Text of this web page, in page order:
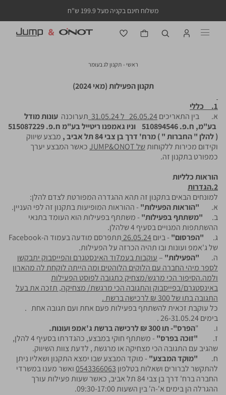
משלוח חינם בקניה מעל 199.9 ש"ח
ראשי ראשי
תקנון לג בעומרתקנון
תקנון הפעילות (מאי 2024)
1. כללי
א. בין התאריכים26.05.24 ל 31.05.24 תערוכנה עונות מודל
בע"מ, ח.פ. 510894546 וניו גאמפנו ריטייל בע"מ ח.פ. 515087229
( להלן " החברות " )מרח' דרך בן צבי 84 תל אביב ,
מבצע שיווק
וקידום מכירות ללקוחותשלJUMP&ONOT כאשר המבצע יערך
כמפורט בתקנון זה.
הוראות כלליות
2.הגדרות
למונחים הבאים בתקנון זה תהא ההגדרה המפורטת לצדם להלן:
א. "הוראות הפעילות" - ההוראות המופיעות בתקנון זה לפי העניין.
ב. "משתתף בפעילות" - משתתף בפעילות הוא העומד בתנאי
ההשתתפות המנויים בסעיף 4 שלהלן.
ג. "הפרסום" - ביום26.05.24
תתפרסם מודעה בעמוד ה-Facebook
של ג'אמפ ועונות ובו תהיה הכרזה על הפעילות.
ה. "הפעילות" –
עוקבות בעמ7וד האינסטגרם והפייסבוק יתבקשו
לספר מיהי החברה עם הלוקים הלוהטים ומה הייתה לוקחת לה מהארון
ולמה.הסיפור הכי מרגש/מצחיק כתגובה לפוסט הפעילות
באינסטגרם/בפייסבוק והתגובה הכי מרגשת/ מצחיקה, תזכה את בעל
התגובה בתו של 300 ₪ לרכישה ברשת .
כל עוקבת זכאית להשתתף בפעילות פעם אחת ועם תגובה אחת .
בימים 26-31.05.24 .
ו. "הפרס"- תו 300 ₪ לרכישה ברשת ג'אמפ ועונות.
ז. "זוכה בפרס"
- משתתף חוקי במבצע, כהגדרתו בסעיף 4 להלן,
שהגיב עם התגובה הכי מצחיקה או מרגשת , לדעת צוות השיווק.
ח. "מוקד המבצע" - מוקד המבצע שבו ימצא התקנון ושאליו ניתן
להתקשר לברורים ושאלות בטלפון 0543366063ואשר מענו במשרדי
החברה ברח' דרך בן צבי 84 תל אביב, כאשר שעות פעילות עורך
ההגרלה הן בימים א'-ה' בין השעות 09:30-17:00.